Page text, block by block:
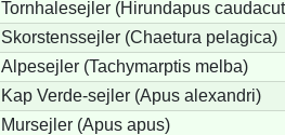
Tornhalesejler (Hirundapus
Skorstenssejler (Chaetura pelagica)
Alpesejler (Tachymarptis melba)
Kap Verde-sejler (Apus alexandri)
Mursejler (Apus apus)